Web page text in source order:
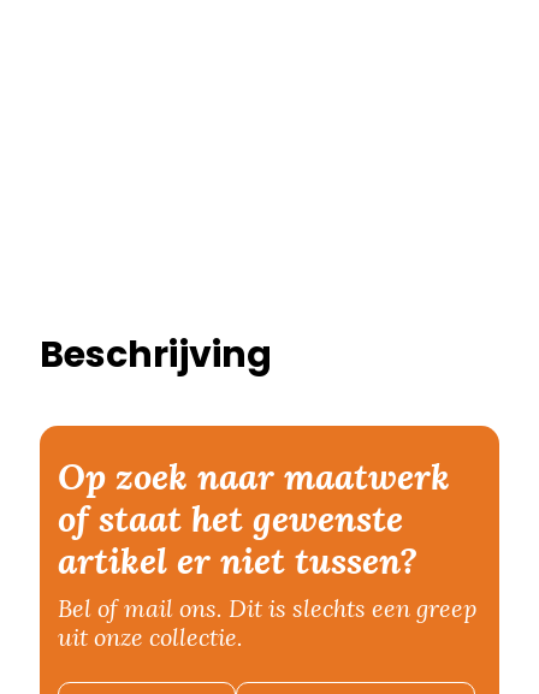
Beschrijving
Op zoek naar maatwerk
of staat het gewenste
artikel er niet tussen?
Bel of mail ons. Dit is slechts een greep
uit onze collectie.